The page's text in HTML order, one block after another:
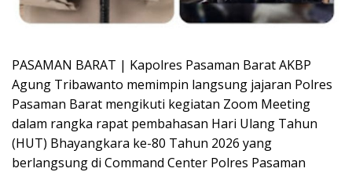
PASAMAN BARAT | Kapolres Pasaman Barat AKBP
Agung Tribawanto memimpin langsung jajaran Polres
Pasaman Barat mengikuti kegiatan Zoom Meeting
dalam rangka rapat pembahasan Hari Ulang Tahun
(HUT) Bhayangkara ke-80 Tahun 2026 yang
berlangsung di Command Center Polres Pasaman